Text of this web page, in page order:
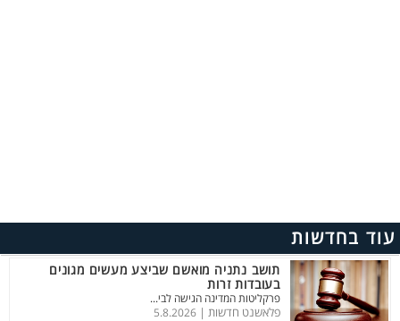
עוד בחדשות
תושב נתניה מואשם שביצע מעשים מגונים
בעובדות זרות
פרקליטות המדינה הגישה לבי...
פלאשנט חדשות | 5.8.2026